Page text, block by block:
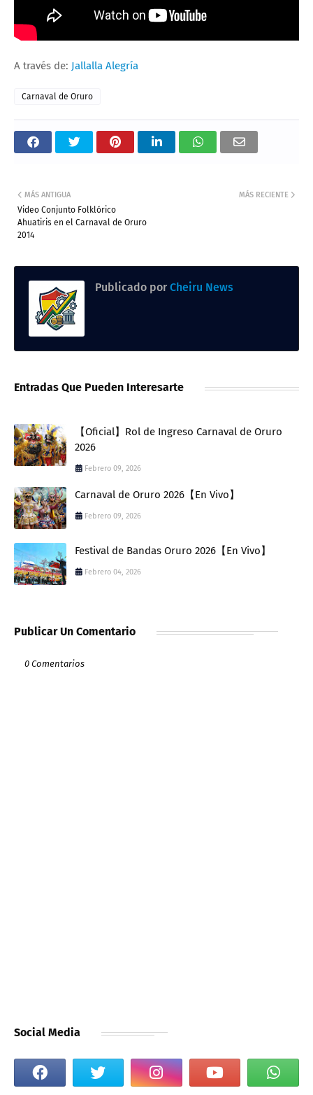
A través de: Jallalla Alegría
Carnaval de Oruro
MÁS RECIENTE
MÁS ANTIGUA
Video Conjunto Folklórico
Ahuatiris en el Carnaval de Oruro
2014
Publicado por Cheiru News
Entradas Que Pueden Interesarte
【Oficial】Rol de Ingreso Carnaval de Oruro
2026
Febrero 09, 2026
Carnaval de Oruro 2026【En Vivo】
Febrero 09, 2026
Festival de Bandas Oruro 2026【En Vivo】
Febrero 04, 2026
Publicar Un Comentario
0 Comentarios
Social Media